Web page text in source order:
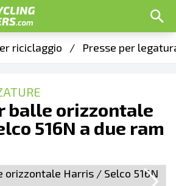
riciclaggio / Presse per
balle orizzontale
516N a due ram